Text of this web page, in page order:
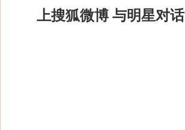
上搜狐微博 与明星对话